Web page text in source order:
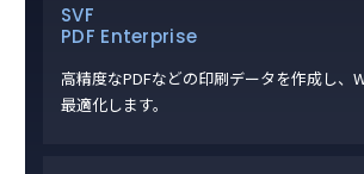
SVF
PDF Enterprise
高精度なPDFなどの印刷データを作成し、
最適化します。